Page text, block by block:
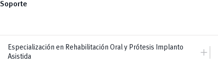
Soporte
Especialización en Rehabilitación Oral y Prótesis Implanto
Asistida
add